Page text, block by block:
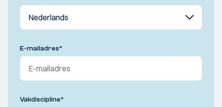
E-mailadres*
Vakdiscipline*